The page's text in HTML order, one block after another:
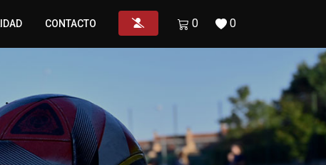
CONTACTO 0 0